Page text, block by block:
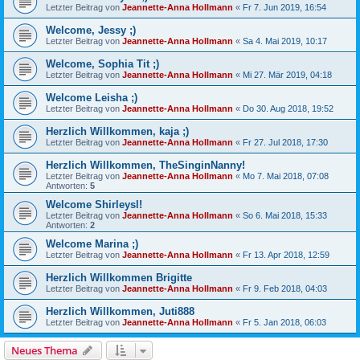
Letzter Beitrag von Jeannette-Anna Hollmann « Fr 7. Jun 2019, 16:54
Welcome, Jessy ;)
Letzter Beitrag von Jeannette-Anna Hollmann « Sa 4. Mai 2019, 10:17
Welcome, Sophia Tit ;)
Letzter Beitrag von Jeannette-Anna Hollmann « Mi 27. Mär 2019, 04:18
Welcome Leisha ;)
Letzter Beitrag von Jeannette-Anna Hollmann « Do 30. Aug 2018, 19:52
Herzlich Willkommen, kaja ;)
Letzter Beitrag von Jeannette-Anna Hollmann « Fr 27. Jul 2018, 17:30
Herzlich Willkommen, TheSinginNanny!
Letzter Beitrag von Jeannette-Anna Hollmann « Mo 7. Mai 2018, 07:08
Antworten: 5
Welcome Shirleysl!
Letzter Beitrag von Jeannette-Anna Hollmann « So 6. Mai 2018, 15:33
Antworten: 2
Welcome Marina ;)
Letzter Beitrag von Jeannette-Anna Hollmann « Fr 13. Apr 2018, 12:59
Herzlich Willkommen Brigitte
Letzter Beitrag von Jeannette-Anna Hollmann « Fr 9. Feb 2018, 04:03
Herzlich Willkommen, Juti888
Letzter Beitrag von Jeannette-Anna Hollmann « Fr 5. Jan 2018, 06:03
Neues Thema